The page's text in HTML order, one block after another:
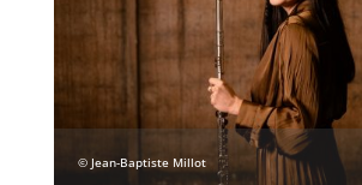
© Jean-Baptiste Millot